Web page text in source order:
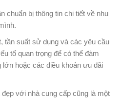
chuẩn bị thông tin chi tiết về nhu
tần suất sử dụng và các yêu cầu
tố quan trọng để có thể đàm
lớn hoặc các điều khoản ưu đãi
với nhà cung cấp cũng là một